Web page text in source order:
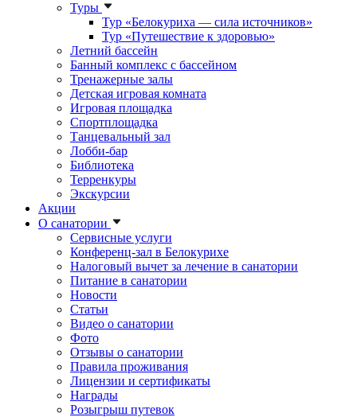
Туры
Тур «Белокуриха — сила источников»
Тур «Путешествие к здоровью»
Летний бассейн
Банный комплекс с бассейном
Тренажерные залы
Детская игровая комната
Игровая площадка
Спортплощадка
Танцевальный зал
Лобби-бар
Библиотека
Терренкуры
Экскурсии
Акции
О санатории
Сервисные услуги
Конференц-зал в Белокурихе
Налоговый вычет за лечение в санатории
Питание в санатории
Новости
Статьи
Видео о санатории
Фото
Отзывы о санатории
Правила проживания
Лицензии и сертификаты
Награды
Розыгрыш путевок